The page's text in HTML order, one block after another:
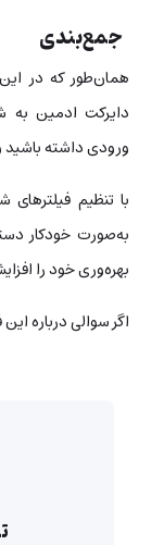
جمع‌بندی
همان‌طور که در
دایرکت ادمین
ورودی داشته باشید
با تنظیم
به‌صورت خودکار
بهره‌وری خود را
اگر سوالی درباره